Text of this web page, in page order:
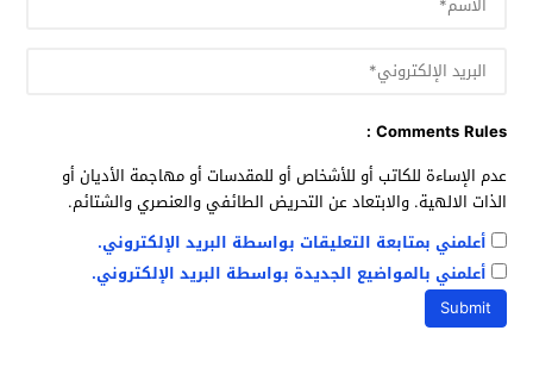
Comments Rules :
عدم الإساءة للكاتب أو للأشخاص أو للمقدسات أو مهاجمة الأديان أو
الذات الالهية. والابتعاد عن التحريض الطائفي والعنصري والشتائم.
أعلمني بمتابعة التعليقات بواسطة البريد الإلكتروني.
أعلمني بالمواضيع الجديدة بواسطة البريد الإلكتروني.